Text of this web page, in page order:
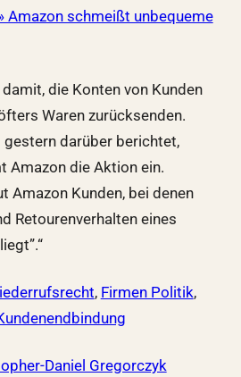
Amazon schmeißt unbequeme
die Konten von Kunden
Waren zurücksenden.
gestern darüber berichtet,
Amazon die Aktion ein.
Amazon Kunden, bei denen
Retourenverhalten eines
, Firmen Politik,
Daniel Gregorczyk